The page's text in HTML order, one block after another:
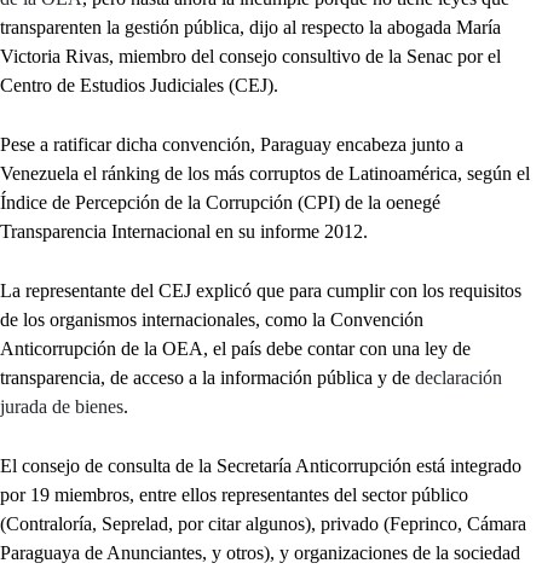
transparenten la gestión pública, dijo al respecto la abogada María
Victoria Rivas, miembro del consejo consultivo de la Senac por el
Centro de Estudios Judiciales (CEJ).
Pese a ratificar dicha convención, Paraguay encabeza junto a
Venezuela el ránking de los más corruptos de Latinoamérica, según el
Índice de Percepción de la Corrupción (CPI) de la oenegé
Transparencia Internacional en su informe 2012.
La representante del CEJ explicó que para cumplir con los requisitos
de los organismos internacionales, como la Convención
Anticorrupción de la OEA, el país debe contar con una ley de
transparencia, de acceso a la información pública y de declaración
jurada de bienes.
El consejo de consulta de la Secretaría Anticorrupción está integrado
por 19 miembros, entre ellos representantes del sector público
(Contraloría, Seprelad, por citar algunos), privado (Feprinco, Cámara
Paraguaya de Anunciantes, y otros), y organizaciones de la sociedad